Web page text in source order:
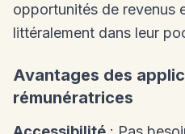
opportunités de revenus
littéralement dans leur
Avantages des
rémunératrices